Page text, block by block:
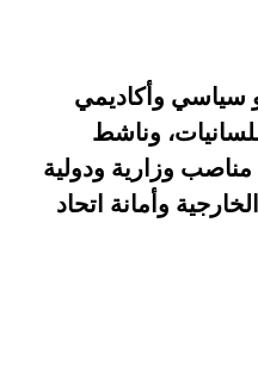
سياسي وأكاديمي
وناشط
وزارية ودولية
وأمانة اتحاد